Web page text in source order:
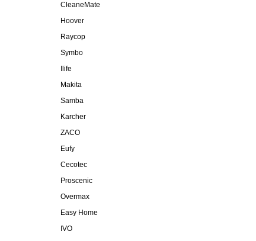
CleaneMate
Hoover
Raycop
Symbo
Ilife
Makita
Samba
Karcher
ZACO
Eufy
Cecotec
Proscenic
Overmax
Easy Home
IVO